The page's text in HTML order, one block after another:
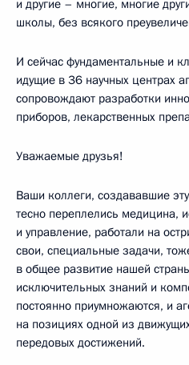
и другие – многие, многие
школы, без всякого
И сейчас фундаментальные и
идущие в 36 научных центрах
сопровождают разработки
приборов, лекарственных
Уважаемые друзья!
Ваши коллеги, создававшие
тесно переплелись медицина,
и управление, работали на
свои, специальные задачи,
в общее развитие нашей
исключительных знаний и
постоянно приумножаются, и
на позициях одной из
передовых достижений.